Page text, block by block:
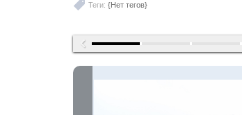
Теги: {Нет тегов}